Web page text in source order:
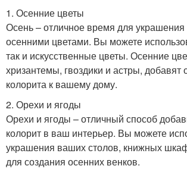
1. Осенние цветы
Осень – отличное время для
осенними цветами. Вы можете
так и искусственные цветы. Осенние
хризантемы, гвоздики и астры, добавят
колорита к вашему дому.
2. Орехи и ягоды
Орехи и ягоды – отличный способ
колорит в ваш интерьер. Вы можете
украшения ваших столов, книжных
для создания осенних венков.